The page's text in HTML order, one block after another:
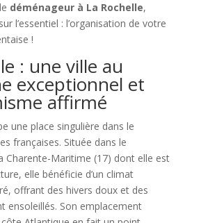
déménageur à La Rochelle,
l’essentiel : l’organisation de votre
!
: une ville au
exceptionnel et
affirmé
une place singulière dans le
françaises. Située dans le
Charente-Maritime (17) dont elle est
elle bénéficie d’un climat
offrant des hivers doux et des
ensoleillés. Son emplacement